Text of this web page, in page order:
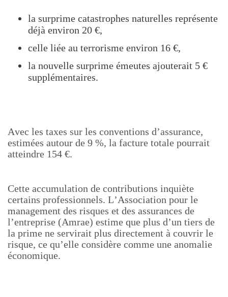
la surprime catastrophes naturelles représente
déjà environ 20 €,
celle liée au terrorisme environ 16 €,
la nouvelle surprime émeutes ajouterait 5 €
supplémentaires.
Avec les taxes sur les conventions d’assurance,
estimées autour de 9 %, la facture totale pourrait
atteindre 154 €.
Cette accumulation de contributions inquiète
certains professionnels. L’Association pour le
management des risques et des assurances de
l’entreprise (Amrae) estime que plus d’un tiers de
la prime ne servirait plus directement à couvrir le
risque, ce qu’elle considère comme une anomalie
économique.